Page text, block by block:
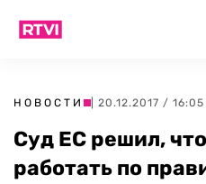
НОВОСТИ | 20.12.2017 / 16:05
Суд ЕС решил,
работать по